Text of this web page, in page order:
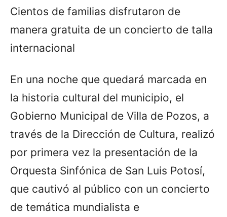
Cientos de familias disfrutaron de
manera gratuita de un concierto de talla
internacional
En una noche que quedará marcada en
la historia cultural del municipio, el
Gobierno Municipal de Villa de Pozos, a
través de la Dirección de Cultura, realizó
por primera vez la presentación de la
Orquesta Sinfónica de San Luis Potosí,
que cautivó al público con un concierto
de temática mundialista e